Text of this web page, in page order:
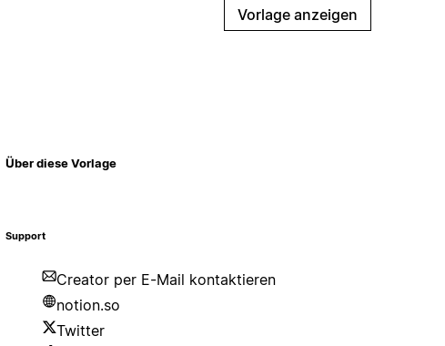
Vorlage anzeigen
Über diese Vorlage
Support
Creator per E-Mail kontaktieren
notion.so
Twitter